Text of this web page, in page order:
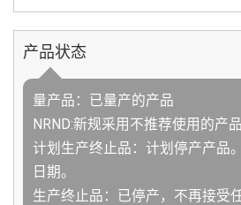
产品状态
量产品：已量产的产品
NRND:新规采用不推荐使用的产品
计划生产终止品：计划停产产品
日期。
生产终止品：已停产，不再接受